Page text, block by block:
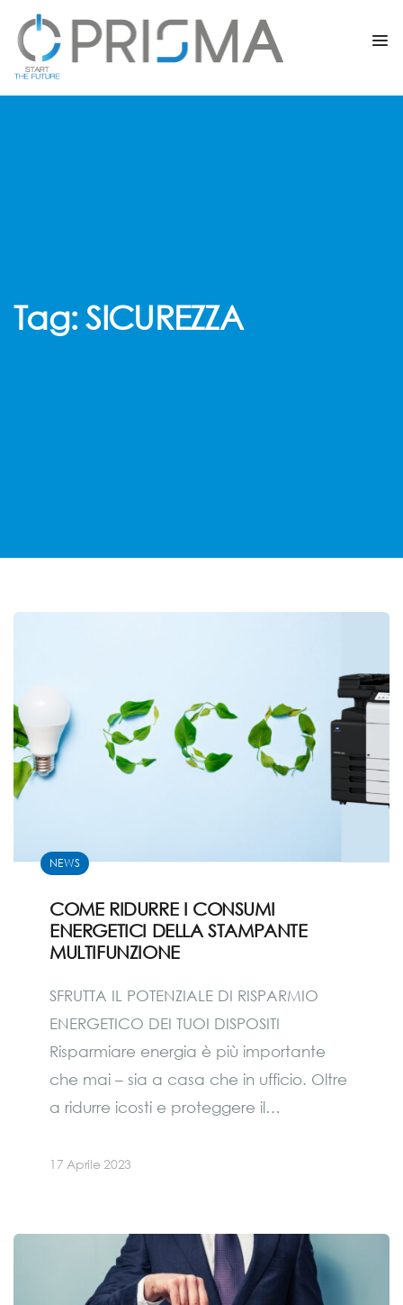
Tag:SICUREZZA
NEWS
COME RIDURRE I CONSUMI
ENERGETICI DELLA STAMPANTE
MULTIFUNZIONE
SFRUTTA IL POTENZIALE DI RISPARMIO
ENERGETICO DEI TUOI DISPOSITI
Risparmiare energia è più importante
che mai – sia a casa che in ufficio. Oltre
a ridurre icosti e proteggere il…
17 Aprile 2023